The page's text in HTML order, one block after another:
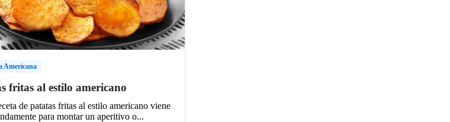
Americana
fritas al estilo americano
de patatas fritas al estilo americano viene
para montar un aperitivo o...